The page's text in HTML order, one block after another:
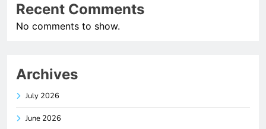
Recent Comments
No comments to show.
Archives
July 2026
June 2026